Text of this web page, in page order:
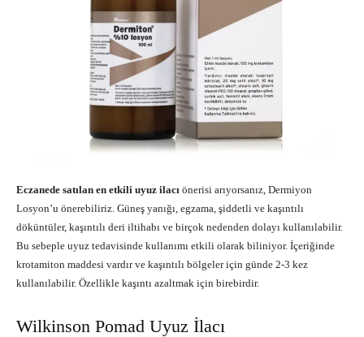
Eczanede satılan en etkili uyuz ilacı önerisi arıyorsanız, Dermiyon
Losyon’u önerebiliriz. Güneş yanığı, egzama, şiddetli ve kaşıntılı
döküntüler, kaşıntılı deri iltihabı ve birçok nedenden dolayı kullanılabilir.
Bu sebeple uyuz tedavisinde kullanımı etkili olarak biliniyor. İçeriğinde
krotamiton maddesi vardır ve kaşıntılı bölgeler için günde 2-3 kez
kullanılabilir. Özellikle kaşıntı azaltmak için birebirdir.
Wilkinson Pomad Uyuz İlacı